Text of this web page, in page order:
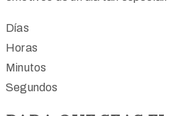
Días
Horas
Minutos
Segundos